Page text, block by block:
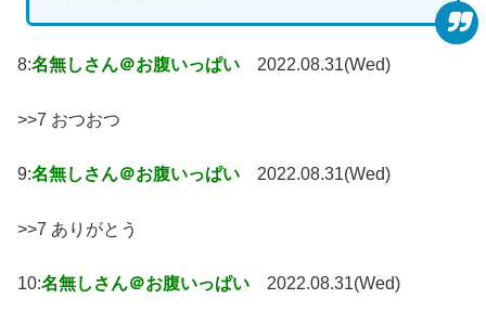
8:名無しさん＠お腹いっぱい 2022.08.31(Wed)
>>7 おつおつ
9:名無しさん＠お腹いっぱい 2022.08.31(Wed)
>>7 ありがとう
10:名無しさん＠お腹いっぱい 2022.08.31(Wed)